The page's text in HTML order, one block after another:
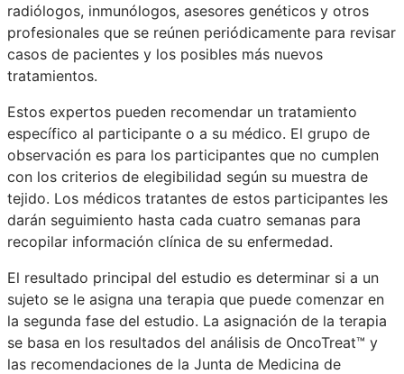
radiólogos, inmunólogos, asesores genéticos y otros
profesionales que se reúnen periódicamente para revisar
casos de pacientes y los posibles más nuevos
tratamientos.
Estos expertos pueden recomendar un tratamiento
específico al participante o a su médico. El grupo de
observación es para los participantes que no cumplen
con los criterios de elegibilidad según su muestra de
tejido. Los médicos tratantes de estos participantes les
darán seguimiento hasta cada cuatro semanas para
recopilar información clínica de su enfermedad.
El resultado principal del estudio es determinar si a un
sujeto se le asigna una terapia que puede comenzar en
la segunda fase del estudio. La asignación de la terapia
se basa en los resultados del análisis de OncoTreat™ y
las recomendaciones de la Junta de Medicina de